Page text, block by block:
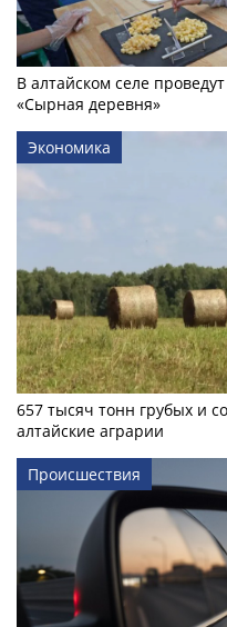
В алтайском селе
«Сырная деревня»
Экономика
657 тысяч тонн грубых и
алтайские аграрии
Происшествия